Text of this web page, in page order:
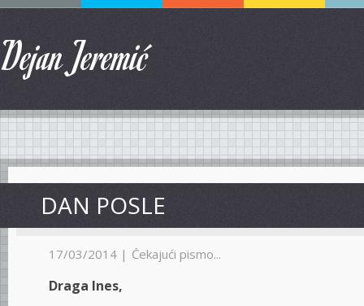
Dejan Jeremić
DAN POSLE
17/03/2014 | Čekajući pismo...
Draga Ines,